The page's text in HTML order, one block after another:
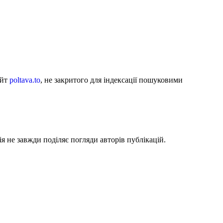
poltava.to, не закритого для індексації пошуковими
не завжди поділяє погляди авторів публікацій.